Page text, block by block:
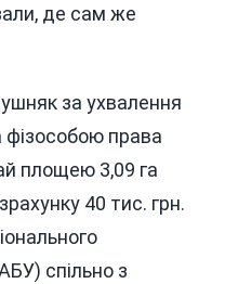
де сам же
за ухвалення
права
площею 3,09 га
40 тис. грн.
спільно з